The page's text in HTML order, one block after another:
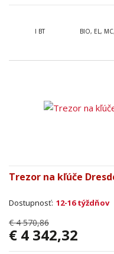
I BT BIO, EL,
Trezor na kľúče
Dostupnosť: 12-16 týždňov
€ 4 570,86
€ 4 342,32